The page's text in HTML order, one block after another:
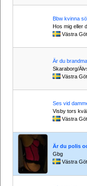
Bbw kvinna
Hos mig eller
Västra
Är du
Skaraborg/
Västra
Ses vid
Visby tors
Västra
Är du polis
Gbg
Västra